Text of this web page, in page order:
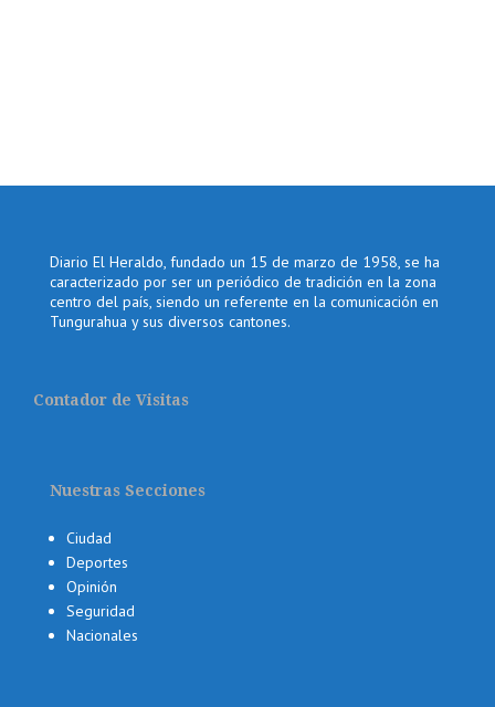
Diario El Heraldo, fundado un 15 de marzo de 1958, se ha
caracterizado por ser un periódico de tradición en la zona
centro del país, siendo un referente en la comunicación en
Tungurahua y sus diversos cantones.
Contador de Visitas
Nuestras Secciones
Ciudad
Deportes
Opinión
Seguridad
Nacionales